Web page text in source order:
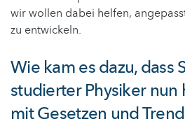
wir wollen dabei helfen,
zu entwickeln.
Wie kam es dazu, dass
studierter Physiker nun
mit Gesetzen und